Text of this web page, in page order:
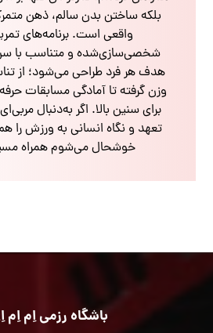
بلکه ساختن بدن سالم، ذهن
واقعی است. برنامه‌های
شخصی‌سازی‌شده و متناسب با
هدف هر فرد طراحی می‌شود؛ از
وزن گرفته تا آمادگی مسابقات
برای سنین بالا. اگر به‌دنبال
تعهد و نگاه انسانی به ورزش را
خوشحال می‌شوم همراه
باشگاه رزمی اِم اِم